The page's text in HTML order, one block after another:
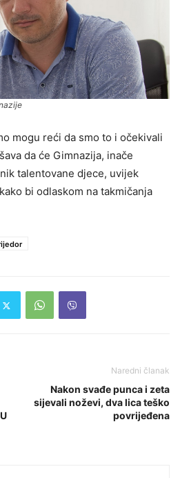
mogu reći da smo to i očekivali
da će Gimnazija, inače
talentovane djece, uvijek
bi odlaskom na takmičanja
Naredni članak
Nakon svađe punca i zeta
sijevali noževi, dva lica teško
povrijeđena